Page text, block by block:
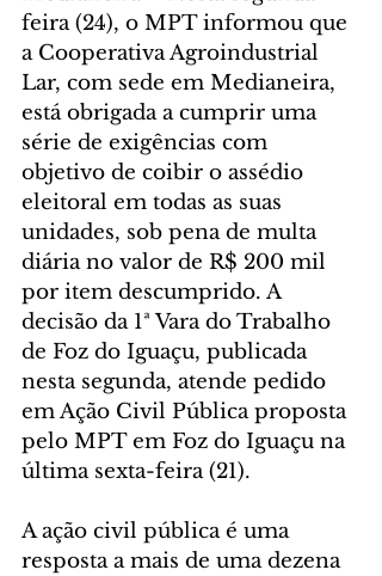
feira (24), o MPT informou que
a Cooperativa Agroindustrial
Lar, com sede em Medianeira,
está obrigada a cumprir uma
série de exigências com
objetivo de coibir o assédio
eleitoral em todas as suas
unidades, sob pena de multa
diária no valor de R$ 200 mil
por item descumprido. A
decisão da 1ª Vara do Trabalho
de Foz do Iguaçu, publicada
nesta segunda, atende pedido
em Ação Civil Pública proposta
pelo MPT em Foz do Iguaçu na
última sexta-feira (21).
A ação civil pública é uma
resposta a mais de uma dezena